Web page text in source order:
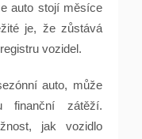
auto stojí měsíce
je, že zůstává
vozidel.
auto, může
finanční zátěží.
jak vozidlo